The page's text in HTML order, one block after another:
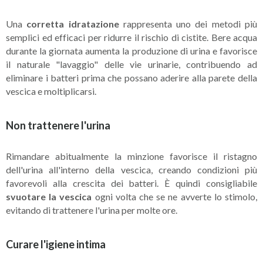
Una corretta idratazionerappresenta uno dei metodi più
semplici ed efficaci per ridurre il rischio di cistite. Bere acqua
durante la giornata aumenta la produzione di urina e favorisce
il naturale "lavaggio" delle vie urinarie, contribuendo ad
eliminare i batteri prima che possano aderire alla parete della
vescica e moltiplicarsi.
Non trattenere l'urina
Rimandare abitualmente la minzione favorisce il ristagno
dell'urina all'interno della vescica, creando condizioni più
favorevoli alla crescita dei batteri. È quindi consigliabile
svuotare la vescica ogni volta che se ne avverte lo stimolo,
evitando di trattenere l'urina per molte ore.
Curare l'igiene intima